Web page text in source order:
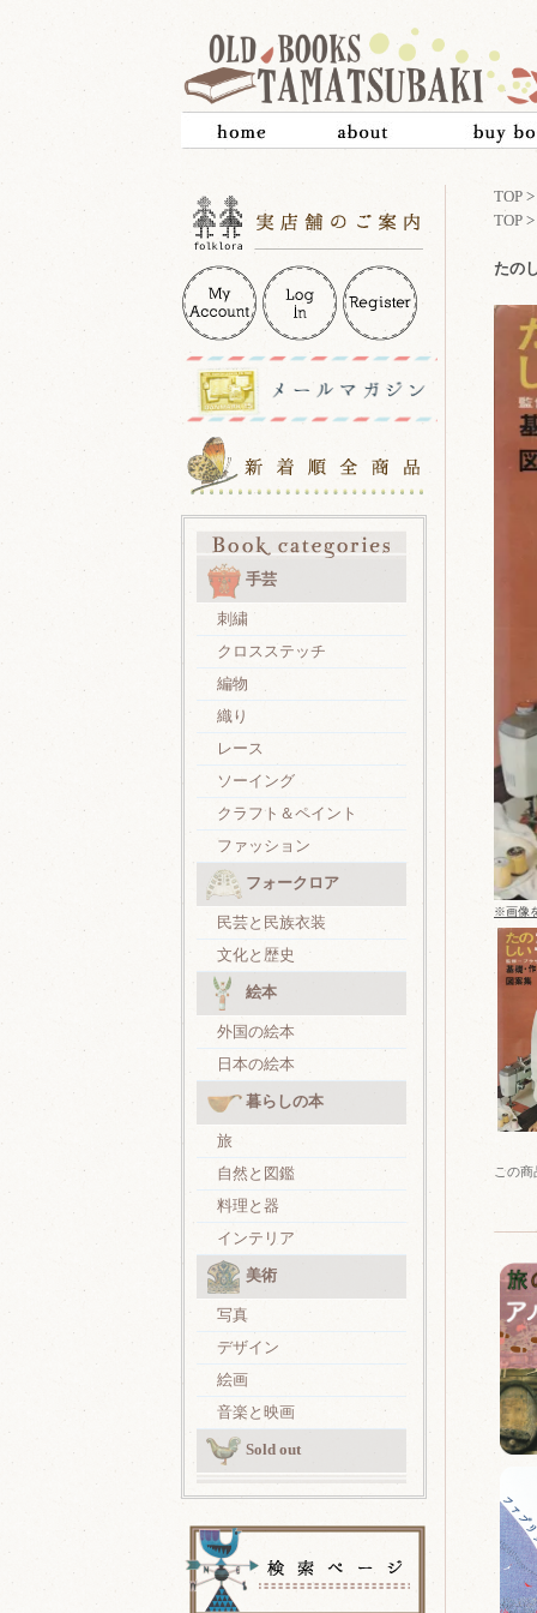
手芸
刺繍
クロスステッチ
編物
織り
レース
ソーイング
クラフト＆ペイント
ファッション
フォークロア
民芸と民族衣装
文化と歴史
絵本
外国の絵本
日本の絵本
暮らしの本
旅
自然と図鑑
料理と器
インテリア
美術
写真
デザイン
絵画
音楽と映画
Sold out
TOP >
TOP >
たの
※画像
この